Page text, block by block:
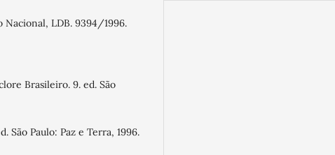
Nacional, LDB. 9394/1996.
Brasileiro. 9. ed. São
São Paulo: Paz e Terra, 1996.